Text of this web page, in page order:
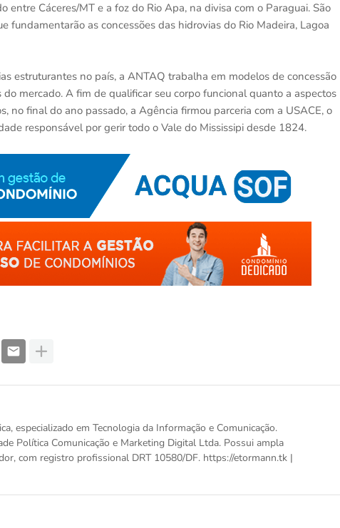
Cáceres/MT e a foz do Rio Apa, na divisa com o Paraguai. São
fundamentarão as concessões das hidrovias do Rio Madeira, Lagoa
estruturantes no país, a ANTAQ trabalha em modelos de concessão
mercado. A fim de qualificar seu corpo funcional quanto a aspectos
no final do ano passado, a Agência firmou parceria com a USACE, o
responsável por gerir todo o Vale do Mississipi desde 1824.
especializado em Tecnologia da Informação e Comunicação.
Política Comunicação e Marketing Digital Ltda. Possui ampla
com registro profissional DRT 10580/DF. https://etormann.tk |